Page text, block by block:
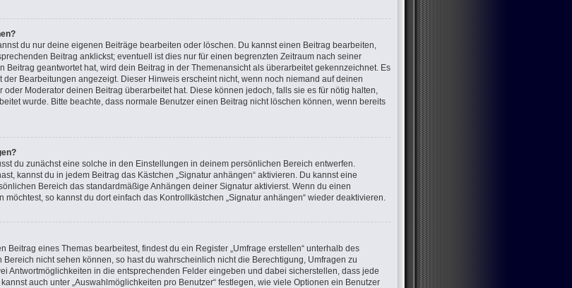
du nur deine eigenen Beiträge bearbeiten oder löschen. Du kannst einen Beitrag bearbeiten,
Beitrag anklickst; eventuell ist dies nur für einen begrenzten Zeitraum nach seiner
Beitrag geantwortet hat, wird dein Beitrag in der Themenansicht als überarbeitet gekennzeichnet. Es
Bearbeitungen angezeigt. Dieser Hinweis erscheint nicht, wenn noch niemand auf deinen
oder Moderator deinen Beitrag überarbeitet hat. Diese können jedoch, falls sie es für nötig halten,
wurde. Bitte beachte, dass normale Benutzer einen Beitrag nicht löschen können, wenn bereits
du zunächst eine solche in den Einstellungen in deinem persönlichen Bereich entwerfen.
kannst du in jedem Beitrag das Kästchen „Signatur anhängen“ aktivieren. Du kannst eine
Bereich das standardmäßige Anhängen deiner Signatur aktivierst. Wenn du einen
so kannst du dort einfach das Kontrollkästchen „Signatur anhängen“ wieder deaktivieren.
Beitrag eines Themas bearbeitest, findest du ein Register „Umfrage erstellen“ unterhalb des
nicht sehen können, so hast du wahrscheinlich nicht die Berechtigung, Umfragen zu
Antwortmöglichkeiten in die entsprechenden Felder eingeben und dabei sicherstellen, dass jede
auch unter „Auswahlmöglichkeiten pro Benutzer“ festlegen, wie viele Optionen ein Benutzer